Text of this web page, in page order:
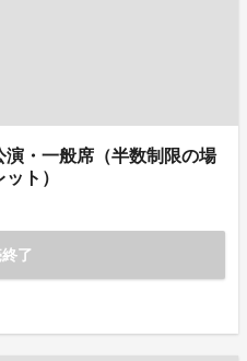
・一般席（半数制限の場
ト）
了